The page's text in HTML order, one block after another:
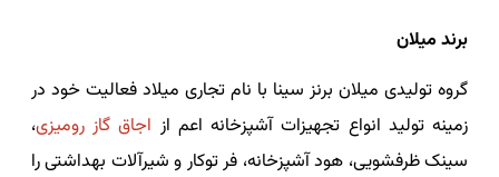
برند میلان
گروه تولیدی میلان برنز سینا با نام تجاری میلاد فعالیت خود در
زمینه تولید انواع تجهیزات آشپزخانه اعم از اجاق گاز رومیزی،
سینک ظرفشویی، هود آشپزخانه، فر توکار و شیرآلات بهداشتی را